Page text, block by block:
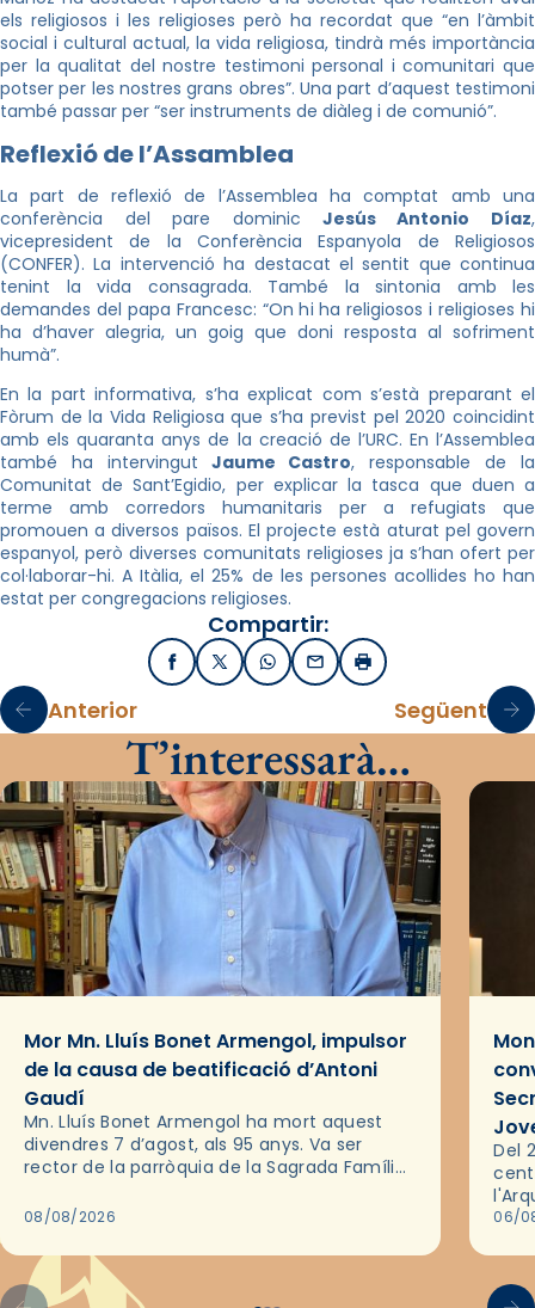
els religiosos i les religioses però ha recordat que “en l’àmbit
social i cultural actual, la vida religiosa, tindrà més importància
per la qualitat del nostre testimoni personal i comunitari que
potser per les nostres grans obres”. Una part d’aquest testimoni
també passar per “ser instruments de diàleg i de comunió”.
Reflexió de l’Assamblea
La part de reflexió de l’Assemblea ha comptat amb una
conferència del pare dominic Jesús Antonio Díaz,
vicepresident de la Conferència Espanyola de Religiosos
(CONFER). La intervenció ha destacat el sentit que continua
tenint la vida consagrada. També la sintonia amb les
demandes del papa Francesc: “On hi ha religiosos i religioses hi
ha d’haver alegria, un goig que doni resposta al sofriment
humà”.
En la part informativa, s’ha explicat com s’està preparant el
Fòrum de la Vida Religiosa que s’ha previst pel 2020 coincidint
amb els quaranta anys de la creació de l’URC. En l’Assemblea
també ha intervingut Jaume Castro, responsable de la
Comunitat de Sant’Egidio, per explicar la tasca que duen a
terme amb corredors humanitaris per a refugiats que
promouen a diversos països. El projecte està aturat pel govern
espanyol, però diverses comunitats religioses ja s’han ofert per
col·laborar-hi. A Itàlia, el 25% de les persones acollides ho han
estat per congregacions religioses.
Compartir:
FacebookX / TwitterWhatsApp
EmailImprimir
Anterior Següent
T’interessarà…
Mor Mn. Lluís Bonet Armengol, impulsor
de la causa de beatificació d’Antoni
Gaudí
Mn. Lluís Bonet Armengol ha mort aquest
divendres 7 d’agost, als 95 anys. Va ser
rector de la parròquia de la Sagrada Família
2018,…
08/08/2026
Del
les
06/